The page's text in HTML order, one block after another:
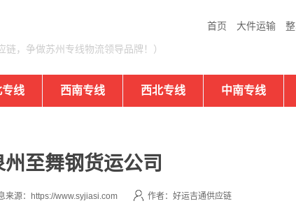
首页 大件运输
链，争做苏州专线物流领导品牌！）
专线 西南专线 西北专线 中南专线
至舞钢货运公司
来源：https://www.syjiasi.com 作者：好运吉通供应链